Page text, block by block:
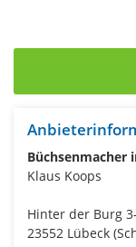
Büchsenmacher
Klaus Koops
Hinter der Burg
23552 Lübeck